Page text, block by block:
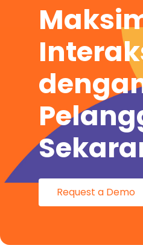
Request a Demo